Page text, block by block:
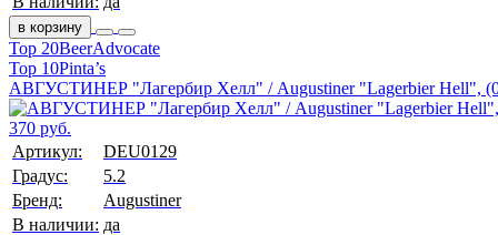
в корзину
Top 20BeerAdvocate
Top 10Pinta’s
АВГУСТИНЕР "Лагербир Хелл" / Augustiner "Lagerbier Hell",
370 руб.
Артикул:
DEU0129
Градус:
5.2
Бренд:
Augustiner
В наличии: да